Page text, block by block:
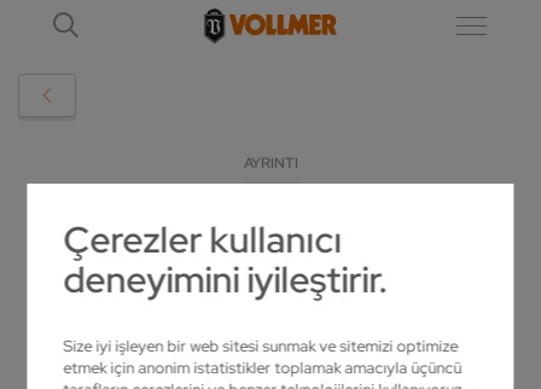
Çerezler kullanıcı
deneyimini iyileştirir.
Size iyi işleyen bir web sitesi sunmak ve sitemizi optimize
etmek için anonim istatistikler toplamak amacıyla üçüncü
AYRINTI
SIEGLINDE VOLLMER VAKFI GENÇ
ARAŞTIRMACILARI ONURLANDIRDI
2019-03-01